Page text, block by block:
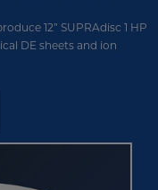
12” SUPRAdisc 1 HP
DE sheets and ion